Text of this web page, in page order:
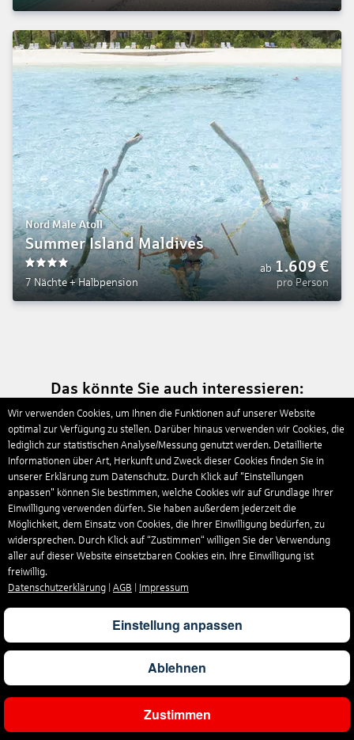
Nord Male Atoll
Summer Island Maldives
7 Nächte+Halbpension
ab 1.609€
pro Person
Das könnte Sie auch interessieren:
Stöbern Sie durch unsere Inspirationsseiten und holen sich weitere
Reiseideen...
Malediven Urlaub
Wir verwenden Cookies, um Ihnen die Funktionen auf unserer Website
optimal zur Verfügung zu stellen. Darüber hinaus verwenden wir Cookies, die
lediglich zur statistischen Analyse/Messung genutzt werden. Detaillierte
Informationen über Art, Herkunft und Zweck dieser Cookies finden Sie in
unserer Erklärung zum Datenschutz. Durch Klick auf "Einstellungen
anpassen" können Sie bestimmen, welche Cookies wir auf Grundlage Ihrer
Einwilligung verwenden dürfen. Sie haben außerdem jederzeit die
Möglichkeit, dem Einsatz von Cookies, die Ihrer Einwilligung bedürfen, zu
widersprechen. Durch Klick auf “Zustimmen“ willigen Sie der Verwendung
aller auf dieser Website einsetzbaren Cookies ein. Ihre Einwilligung ist
freiwillig.
Datenschutzerklärung
AGB Impressum
Einstellung anpassen
Ablehnen
Zustimmen